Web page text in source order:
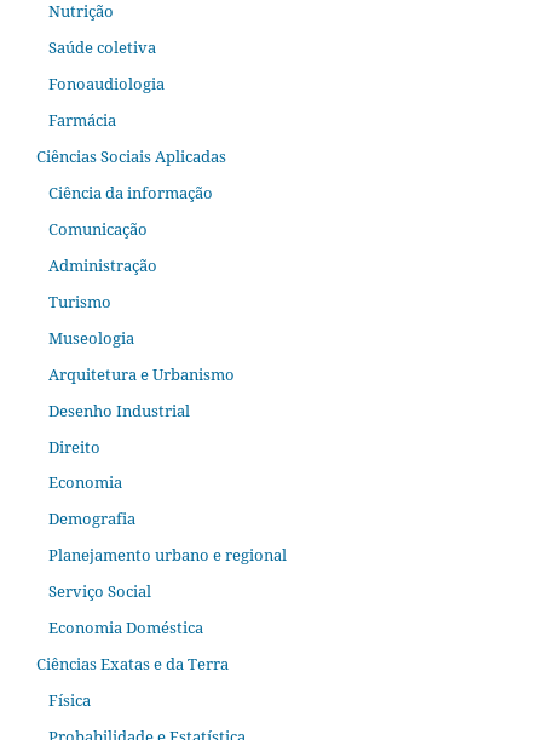
Nutrição
Saúde coletiva
Fonoaudiologia
Farmácia
Ciências Sociais Aplicadas
Ciência da informação
Comunicação
Administração
Turismo
Museologia
Arquitetura e Urbanismo
Desenho Industrial
Direito
Economia
Demografia
Planejamento urbano e regional
Serviço Social
Economia Doméstica
Ciências Exatas e da Terra
Física